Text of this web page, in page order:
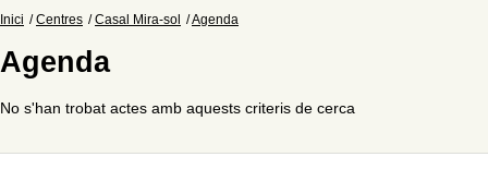
Inici Centres Casal Mira-sol Agenda
Agenda
No s'han trobat actes amb aquests criteris de cerca